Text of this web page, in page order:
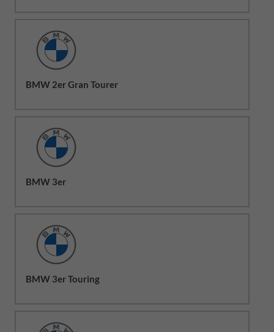
BMW 2er Gran Tourer
BMW 3er
BMW 3er Touring